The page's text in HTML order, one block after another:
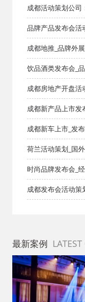
成都活动策划公
品牌产品发布会活
成都地推_品牌外
饮品酒类发布会_
会_活动策划公司_
成都房地产开盘活
成都新产品上市发
成都新车上市_发
荷兰活动策划_国
公司推荐
时尚品牌发布会_
策划公司
成都发布会活动策
最新案例 LATEST